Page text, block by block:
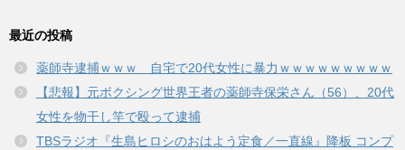
最近の投稿
薬師寺逮捕ｗｗｗ 自宅で20代女性に暴力ｗｗｗｗｗｗｗｗｗ
【悲報】元ボクシング世界王者の薬師寺保栄さん（56）、20代
女性を物干し竿で殴って逮捕
TBSラジオ『生島ヒロシのおはよう定食／一直線』降板 コンプ